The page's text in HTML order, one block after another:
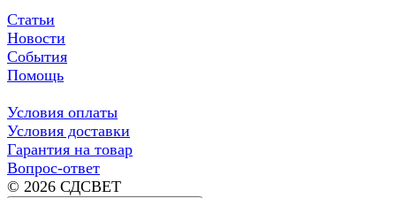
Статьи
Новости
События
Помощь
Условия оплаты
Условия доставки
Гарантия на товар
Вопрос-ответ
© 2026 СДСВЕТ